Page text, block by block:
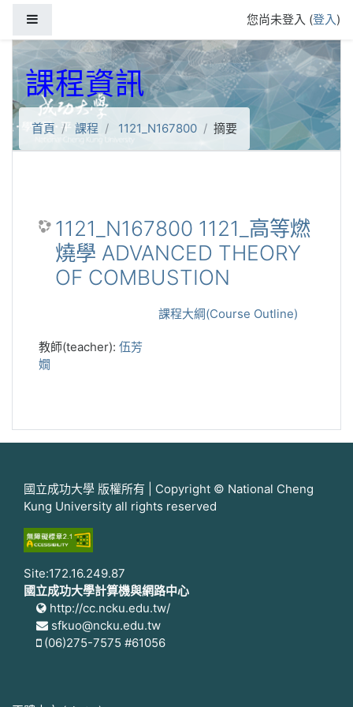
您尚未登入 (登入)
課程資訊
首頁 課程 1121_N167800 摘要
1121_N167800 1121_高等燃
燒學 ADVANCED THEORY
OF COMBUSTION
課程大綱(Course Outline)
教師(teacher): 伍芳
嫺
國立成功大學 版權所有 | Copyright © National Cheng
Kung University all rights reserved
Site:172.16.249.87
國立成功大學計算機與網路中心
http://cc.ncku.edu.tw/
sfkuo@ncku.edu.tw
(06)275-7575 #61056